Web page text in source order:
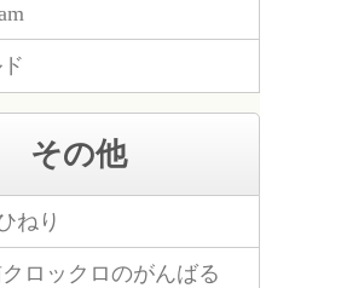
その他
ねり
ロックロのがんばる